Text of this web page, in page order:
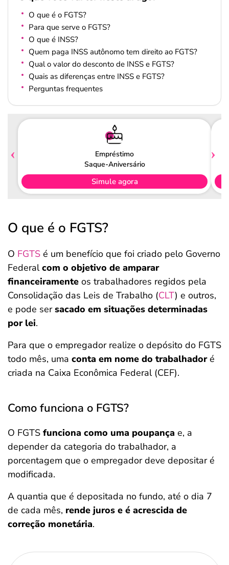
O que é o FGTS?
Para que serve o FGTS?
O que é INSS?
Quem paga INSS autônomo tem direito ao FGTS?
Qual o valor do desconto de INSS e FGTS?
Quais as diferenças entre INSS e FGTS?
Perguntas frequentes
Empréstimo
Saque-Aniversário
Simule agora
O que é o FGTS?
O FGTS é um benefício que foi criado pelo Governo
Federalcom o objetivo de amparar
financeiramente os trabalhadores regidos pela
Consolidação das Leis de Trabalho (CLT) e outros,
e pode sersacado em situações determinadas
por lei.
Para que o empregador realize o depósito do FGTS
todo mês, uma conta em nome do trabalhadoré
criada na Caixa Econômica Federal (CEF).
Como funciona o FGTS?
O FGTS funciona como uma poupança e, a
depender da categoria do trabalhador, a
porcentagem que o empregador deve depositar é
modificada.
A quantia que é depositada no fundo, até o dia 7
de cada mês, rende juros e é acrescida de
correção monetária.